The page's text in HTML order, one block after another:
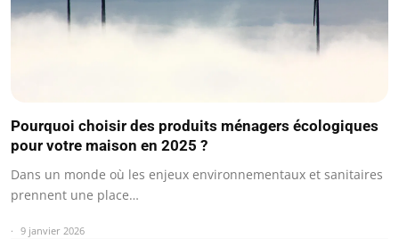
Pourquoi choisir des produits ménagers écologiques
pour votre maison en 2025 ?
Dans un monde où les enjeux environnementaux et sanitaires
prennent une place…
9 janvier 2026